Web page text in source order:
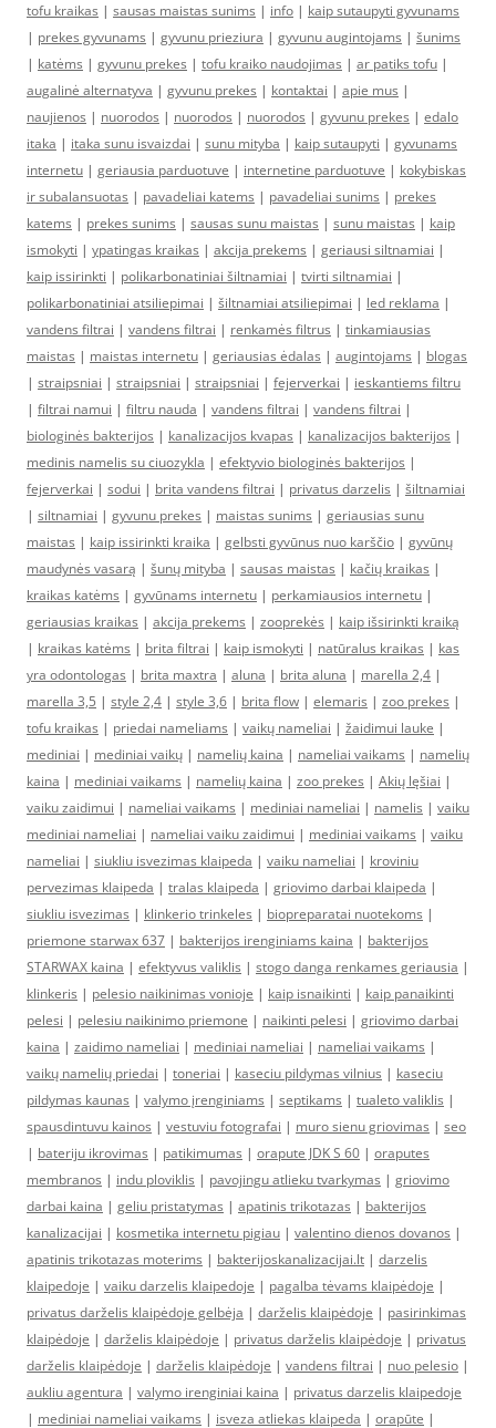
tofu kraikas | sausas maistas sunims | info | kaip sutaupyti gyvunams
| prekes gyvunams | gyvunu prieziura | gyvunu augintojams | šunims
| katėms | gyvunu prekes | tofu kraiko naudojimas | ar patiks tofu |
augalinė alternatyva | gyvunu prekes | kontaktai | apie mus |
naujienos | nuorodos | nuorodos | nuorodos | gyvunu prekes | edalo
itaka | itaka sunu isvaizdai | sunu mityba | kaip sutaupyti | gyvunams
internetu | geriausia parduotuve | internetine parduotuve | kokybiskas
ir subalansuotas | pavadeliai katems | pavadeliai sunims | prekes
katems | prekes sunims | sausas sunu maistas | sunu maistas | kaip
ismokyti | ypatingas kraikas | akcija prekems | geriausi siltnamiai |
kaip issirinkti | polikarbonatiniai šiltnamiai | tvirti siltnamiai |
polikarbonatiniai atsiliepimai | šiltnamiai atsiliepimai | led reklama |
vandens filtrai | vandens filtrai | renkamės filtrus | tinkamiausias
maistas | maistas internetu | geriausias ėdalas | augintojams | blogas
| straipsniai | straipsniai | straipsniai | fejerverkai | ieskantiems filtru
| filtrai namui | filtru nauda | vandens filtrai | vandens filtrai |
biologinės bakterijos | kanalizacijos kvapas | kanalizacijos bakterijos |
medinis namelis su ciuozykla | efektyvio biologinės bakterijos |
fejerverkai | sodui | brita vandens filtrai | privatus darzelis | šiltnamiai
| siltnamiai | gyvunu prekes | maistas sunims | geriausias sunu
maistas | kaip issirinkti kraika | gelbsti gyvūnus nuo karščio | gyvūnų
maudynės vasarą | šunų mityba | sausas maistas | kačių kraikas |
kraikas katėms | gyvūnams internetu | perkamiausios internetu |
geriausias kraikas | akcija prekems | zooprekės | kaip išsirinkti kraiką
| kraikas katėms | brita filtrai | kaip ismokyti | natūralus kraikas | kas
yra odontologas | brita maxtra | aluna | brita aluna | marella 2,4 |
marella 3,5 | style 2,4 | style 3,6 | brita flow | elemaris | zoo prekes |
tofu kraikas | priedai nameliams | vaikų nameliai | žaidimui lauke |
mediniai | mediniai vaikų | namelių kaina | nameliai vaikams | namelių
kaina | mediniai vaikams | namelių kaina | zoo prekes | Akių lęšiai |
vaiku zaidimui | nameliai vaikams | mediniai nameliai | namelis | vaiku
mediniai nameliai | nameliai vaiku zaidimui | mediniai vaikams | vaiku
nameliai | siukliu isvezimas klaipeda | vaiku nameliai | kroviniu
pervezimas klaipeda | tralas klaipeda | griovimo darbai klaipeda |
siukliu isvezimas | klinkerio trinkeles | biopreparatai nuotekoms |
priemone starwax 637 | bakterijos irenginiams kaina | bakterijos
STARWAX kaina | efektyvus valiklis | stogo danga renkames geriausia |
klinkeris | pelesio naikinimas vonioje | kaip isnaikinti | kaip panaikinti
pelesi | pelesiu naikinimo priemone | naikinti pelesi | griovimo darbai
kaina | zaidimo nameliai | mediniai nameliai | nameliai vaikams |
vaikų namelių priedai | toneriai | kaseciu pildymas vilnius | kaseciu
pildymas kaunas | valymo įrenginiams | septikams | tualeto valiklis |
spausdintuvu kainos | vestuviu fotografai | muro sienu griovimas | seo
| bateriju ikrovimas | patikimumas | orapute JDK S 60 | oraputes
membranos | indu ploviklis | pavojingu atlieku tvarkymas | griovimo
darbai kaina | geliu pristatymas | apatinis trikotazas | bakterijos
kanalizacijai | kosmetika internetu pigiau | valentino dienos dovanos |
apatinis trikotazas moterims | bakterijoskanalizacijai.lt | darzelis
klaipedoje | vaiku darzelis klaipedoje | pagalba tėvams klaipėdoje |
privatus darželis klaipėdoje gelbėja | darželis klaipėdoje | pasirinkimas
klaipėdoje | darželis klaipėdoje | privatus darželis klaipėdoje | privatus
darželis klaipėdoje | darželis klaipėdoje | vandens filtrai | nuo pelesio |
aukliu agentura | valymo irenginiai kaina | privatus darzelis klaipedoje
| mediniai nameliai vaikams | isveza atliekas klaipeda | orapūte |